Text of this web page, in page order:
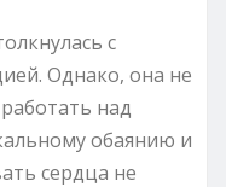
с
Однако, она не
над
обаянию и
сердца не